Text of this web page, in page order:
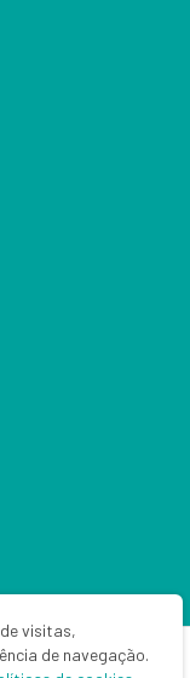
visitas,
de navegação.